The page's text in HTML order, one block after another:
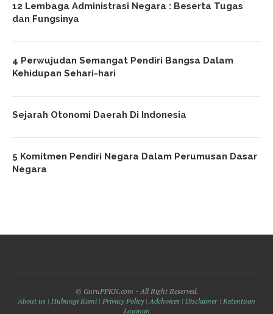
12 Lembaga Administrasi Negara : Beserta Tugas
dan Fungsinya
4 Perwujudan Semangat Pendiri Bangsa Dalam
Kehidupan Sehari-hari
Sejarah Otonomi Daerah Di Indonesia
5 Komitmen Pendiri Negara Dalam Perumusan Dasar
Negara
© GuruPPKN.com - All Right Reserved.
About us | Hubungi Kami | Privacy Policy|Adchoices | Disclaimer | Ketentuan
Layanan